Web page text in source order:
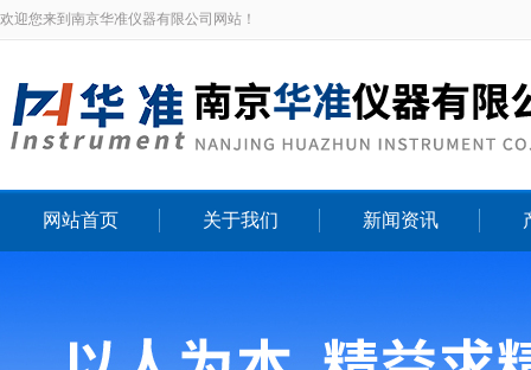
欢迎您来到南京华准仪器有限公司网站！
网站首页 关于我们 新闻资讯